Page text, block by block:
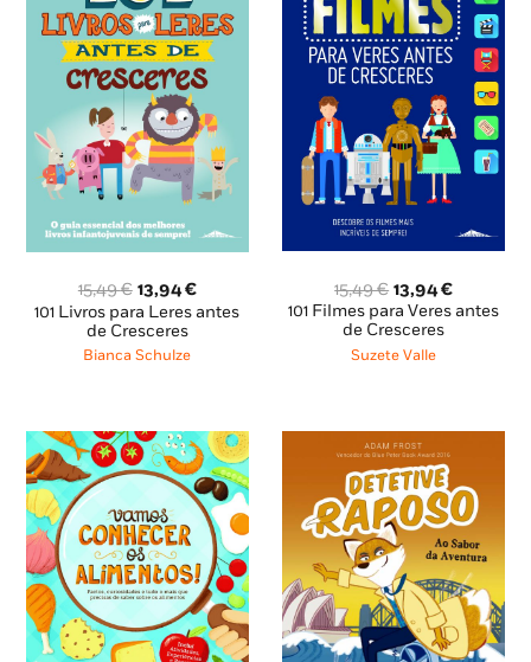
15,49€ O
preço
original
era:
13,94€O
preço
101 Livros para Leres antes
de Cresceres
Bianca Schulze
15,49€ O
preço
original
era:
13,94€O
preço
101 Filmes para Veres antes
de Cresceres
Suzete Valle